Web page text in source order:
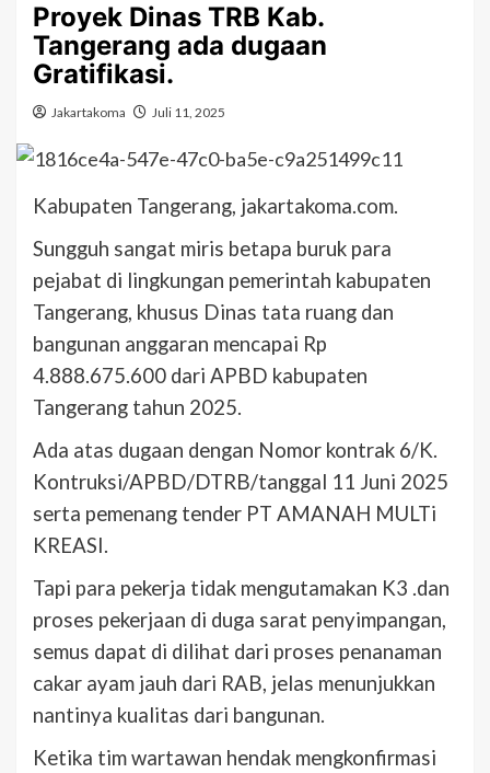
Proyek Dinas TRB Kab.
Tangerang ada dugaan
Gratifikasi.
Jakartakoma Juli 11, 2025
Kabupaten Tangerang, jakartakoma.com.
Sungguh sangat miris betapa buruk para
pejabat di lingkungan pemerintah kabupaten
Tangerang, khusus Dinas tata ruang dan
bangunan anggaran mencapai Rp
4.888.675.600 dari APBD kabupaten
Tangerang tahun 2025.
Ada atas dugaan dengan Nomor kontrak 6/K.
Kontruksi/APBD/DTRB/tanggal 11 Juni 2025
serta pemenang tender PT AMANAH MULTi
KREASI.
Tapi para pekerja tidak mengutamakan K3 .dan
proses pekerjaan di duga sarat penyimpangan,
semus dapat di dilihat dari proses penanaman
cakar ayam jauh dari RAB, jelas menunjukkan
nantinya kualitas dari bangunan.
Ketika tim wartawan hendak mengkonfirmasi